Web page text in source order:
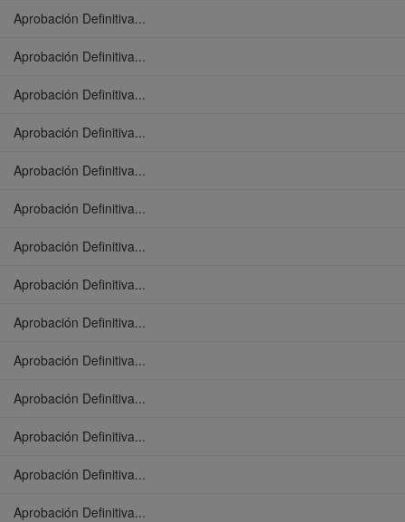
Aprobación Definitiva...
Aprobación Definitiva...
Aprobación Definitiva...
Aprobación Definitiva...
Aprobación Definitiva...
Aprobación Definitiva...
Aprobación Definitiva...
Aprobación Definitiva...
Aprobación Definitiva...
Aprobación Definitiva...
Aprobación Definitiva...
Aprobación Definitiva...
Aprobación Definitiva...
Aprobación Definitiva...